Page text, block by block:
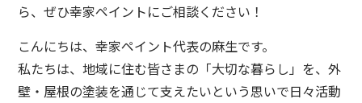
ら、ぜひ幸家ペイントにご相談ください！
こんにちは、幸家ペイント代表の麻生です。
私たちは、地域に住む皆さまの「大切な暮らし」を、外
壁・屋根の塗装を通じて支えたいという思いで日々活動